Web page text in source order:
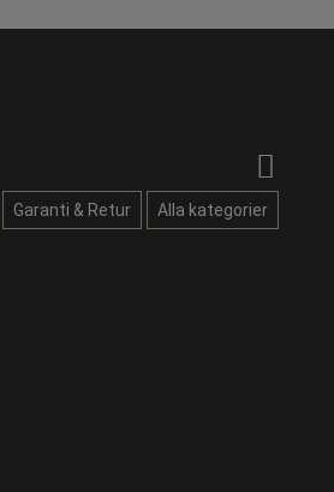
Garanti & Retur Alla kategorier